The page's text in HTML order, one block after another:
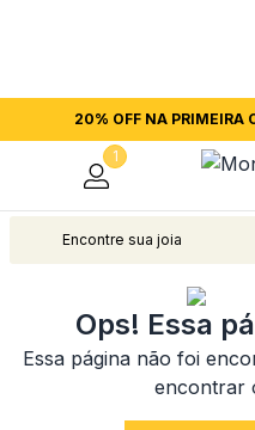
20% OFF NA PRIMEIRA
1
Voltar para página inicial
Ops! Essa
Essa página não foi
encontrar